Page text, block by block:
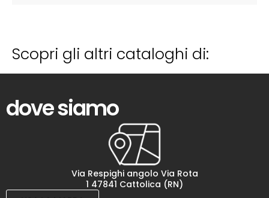
Scopri gli altri cataloghi di:
dove siamo
Via Respighi angolo Via Rota
1 47841 Cattolica (RN)